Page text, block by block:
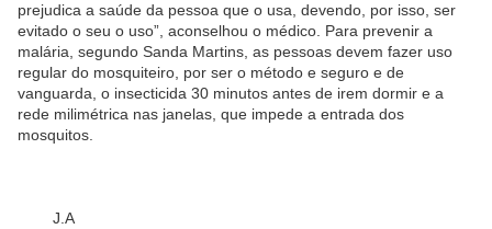
prejudica a saúde da pessoa que o usa, devendo, por isso, ser
evitado o seu o uso”, aconselhou o médico. Para prevenir a
malária, segundo Sanda Martins, as pessoas devem fazer uso
regular do mosquiteiro, por ser o método e seguro e de
vanguarda, o insecticida 30 minutos antes de irem dormir e a
rede milimétrica nas janelas, que impede a entrada dos
mosquitos.
J.A